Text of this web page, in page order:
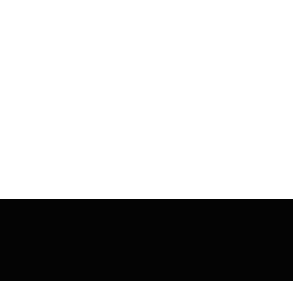
uživalo u
na Trgu